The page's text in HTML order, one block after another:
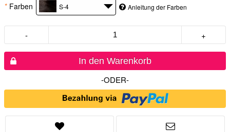
* Farben S-4 Anleitung der Farben
- +
In den Warenkorb
-ODER-